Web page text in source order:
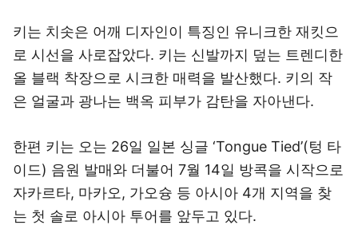
키는 치솟은 어깨 디자인이 특징인 유니크한 재킷으
로 시선을 사로잡았다. 키는 신발까지 덮는 트렌디한
올 블랙 착장으로 시크한 매력을 발산했다. 키의 작
은 얼굴과 광나는 백옥 피부가 감탄을 자아낸다.
한편 키는 오는 26일 일본 싱글 ‘Tongue Tied’(텅 타
이드) 음원 발매와 더불어 7월 14일 방콕을 시작으로
자카르타, 마카오, 가오슝 등 아시아 4개 지역을 찾
는 첫 솔로 아시아 투어를 앞두고 있다.